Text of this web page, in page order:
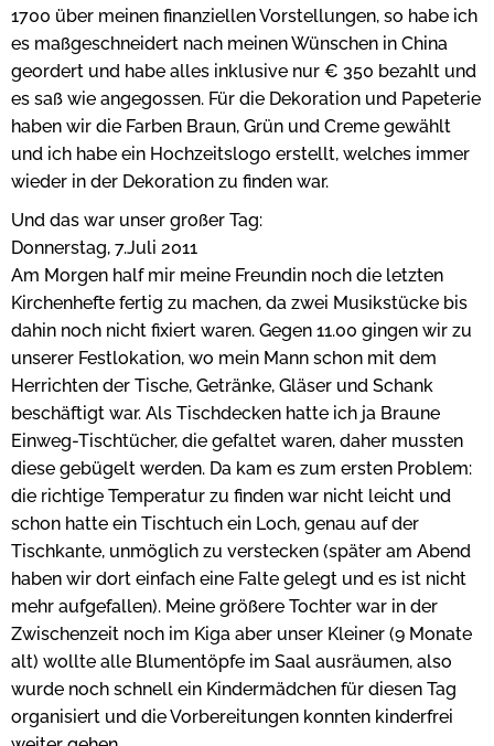
1700 über meinen finanziellen Vorstellungen, so habe ich
es maßgeschneidert nach meinen Wünschen in China
geordert und habe alles inklusive nur € 350 bezahlt und
es saß wie angegossen. Für die Dekoration und Papeterie
haben wir die Farben Braun, Grün und Creme gewählt
und ich habe ein Hochzeitslogo erstellt, welches immer
wieder in der Dekoration zu finden war.
Und das war unser großer Tag:
Donnerstag, 7.Juli 2011
Am Morgen half mir meine Freundin noch die letzten
Kirchenhefte fertig zu machen, da zwei Musikstücke bis
dahin noch nicht fixiert waren. Gegen 11.00 gingen wir zu
unserer Festlokation, wo mein Mann schon mit dem
Herrichten der Tische, Getränke, Gläser und Schank
beschäftigt war. Als Tischdecken hatte ich ja Braune
Einweg-Tischtücher, die gefaltet waren, daher mussten
diese gebügelt werden. Da kam es zum ersten Problem:
die richtige Temperatur zu finden war nicht leicht und
schon hatte ein Tischtuch ein Loch, genau auf der
Tischkante, unmöglich zu verstecken (später am Abend
haben wir dort einfach eine Falte gelegt und es ist nicht
mehr aufgefallen). Meine größere Tochter war in der
Zwischenzeit noch im Kiga aber unser Kleiner (9 Monate
alt) wollte alle Blumentöpfe im Saal ausräumen, also
wurde noch schnell ein Kindermädchen für diesen Tag
organisiert und die Vorbereitungen konnten kinderfrei